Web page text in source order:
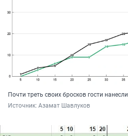
Почти треть своих бросков гости
Источник: Азамат Шавлуков